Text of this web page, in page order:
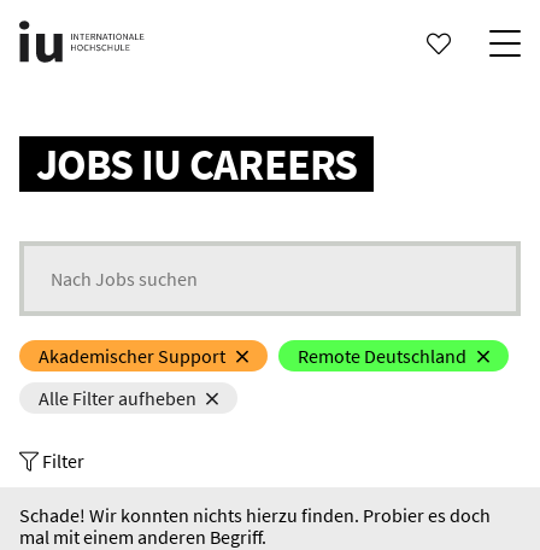
Search status updates
JOBS IU CAREERS
Search for jobs
Akademischer Support
Remote Deutschland
Alle Filter aufheben
Filter
Schade! Wir konnten nichts hierzu finden. Probier es doch
mal mit einem anderen Begriff.